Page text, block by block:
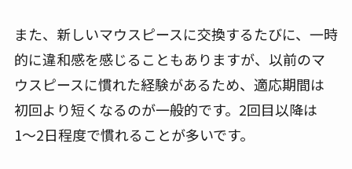
また、新しいマウスピースに交換するたびに、一時
的に違和感を感じることもありますが、以前のマ
ウスピースに慣れた経験があるため、適応期間は
初回より短くなるのが一般的です。2回目以降は
1〜2日程度で慣れることが多いです。